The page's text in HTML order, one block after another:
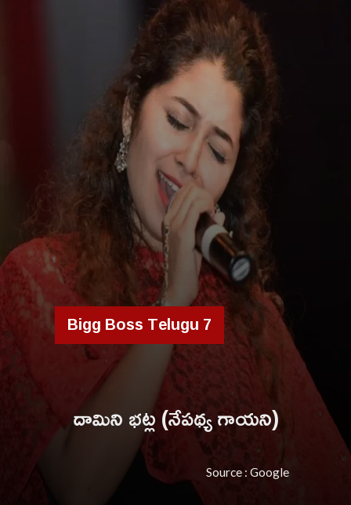
Bigg Boss Telugu 7
దామిని భట్ల (నేపథ్య గాయని)
Source : Google